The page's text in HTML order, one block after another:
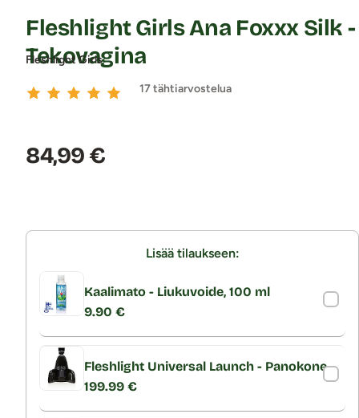
Fleshlight Girls
Fleshlight Girls Ana Foxxx Silk -
Tekovagina
17 tähtiarvostelua
Hinta:
84,99 €
Lisää tilaukseen:
Kaalimato - Liukuvoide, 100 ml
9.90 €
Fleshlight Universal Launch - Panokone
199.99 €